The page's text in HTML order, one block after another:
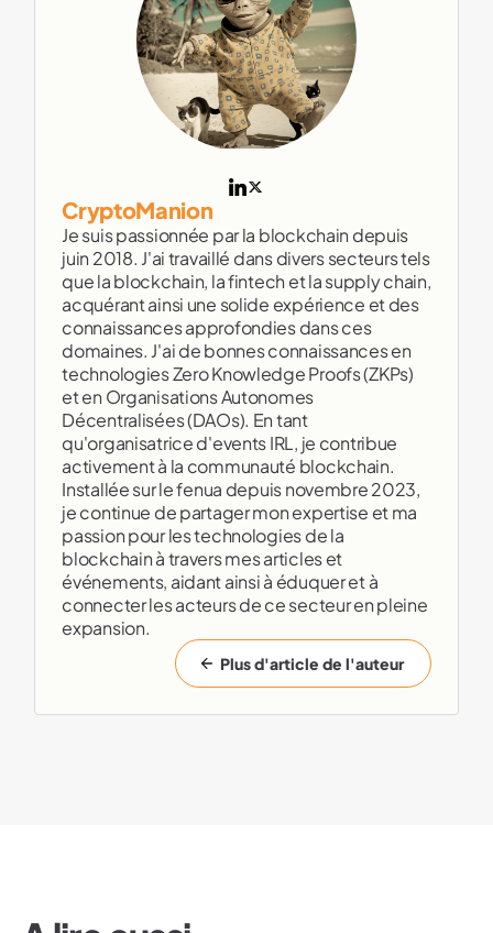
CryptoManion
Je suis passionnée par la blockchain depuis
juin 2018. J'ai travaillé dans divers secteurs tels
que la blockchain, la fintech et la supply chain,
acquérant ainsi une solide expérience et des
connaissances approfondies dans ces
domaines. J'ai de bonnes connaissances en
technologies Zero Knowledge Proofs (ZKPs)
et en Organisations Autonomes
Décentralisées (DAOs). En tant
qu'organisatrice d'events IRL, je contribue
activement à la communauté blockchain.
Installée sur le fenua depuis novembre 2023,
je continue de partager mon expertise et ma
passion pour les technologies de la
blockchain à travers mes articles et
événements, aidant ainsi à éduquer et à
connecter les acteurs de ce secteur en pleine
expansion.
Plus d'article de l'auteur